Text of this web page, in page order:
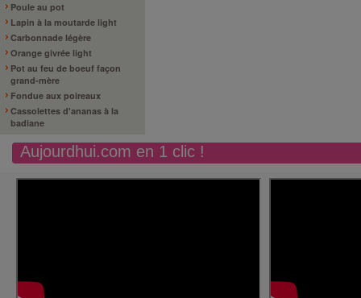
Poule au pot
Lapin à la moutarde light
Carbonnade légère
Orange givrée light
Pot au feu de boeuf façon
grand-mère
Fondue aux poireaux
Cassolettes d'ananas à la
badiane
Aujourdhui.com en 1 clic !